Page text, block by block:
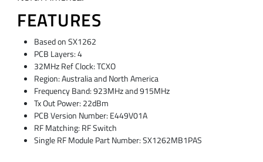
FEATURES
Based on SX1262
PCB Layers: 4
32MHz Ref Clock: TCXO
Region: Australia and North America
Frequency Band: 923MHz and 915MHz
Tx Out Power: 22dBm
PCB Version Number: E449V01A
RF Matching: RF Switch
Single RF Module Part Number: SX1262MB1PAS